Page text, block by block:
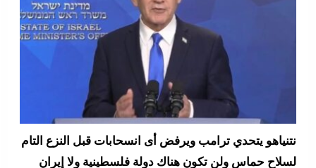
نتنياهو يتحدي ترامب ويرفض أى انسحابات قبل النزع التام
لسلاح حماس ولن تكون هناك دولة فلسطينية ولا إيران